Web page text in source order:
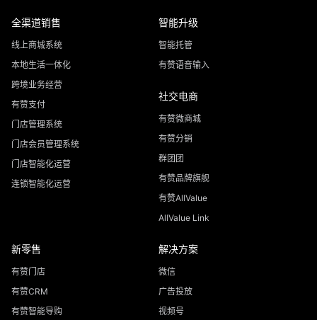
全渠道销售
线上商城系统
本地生活一体化
跨境业务经营
有赞支付
门店管理系统
门店会员管理系统
门店智能化运营
连锁智能化运营
智能升级
智能托管
有赞语音输入
社交电商
有赞微商城
有赞分销
群团团
有赞品牌旗舰
有赞AllValue
AllValue Link
新零售
有赞门店
有赞CRM
有赞智能导购
解决方案
微信
广告投放
视频号